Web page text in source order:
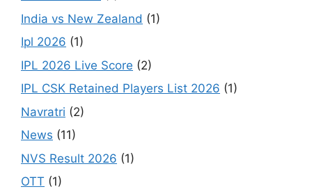
India vs New Zealand (1)
Ipl 2026 (1)
IPL 2026 Live Score (2)
IPL CSK Retained Players List 2026 (1)
Navratri (2)
News (11)
NVS Result 2026 (1)
OTT (1)